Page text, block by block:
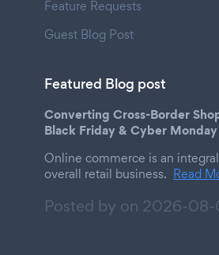
Feature Requests
Guest Blog Post
Featured Blog post
Converting Cross-Border
Black Friday & Cyber Monday
Online commerce is an
overall retail business. Read
Posted by on 2026-08-